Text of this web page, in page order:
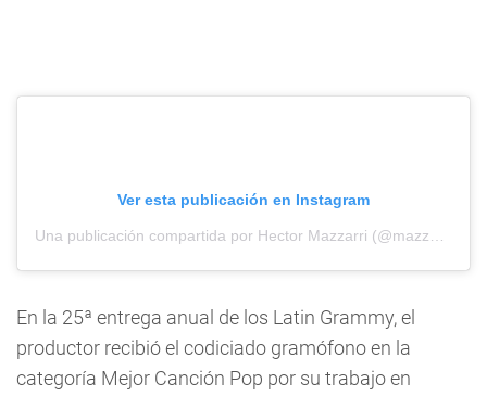
Ver esta publicación en Instagram
En la 25ª entrega anual de los Latin Grammy, el
productor recibió el codiciado gramófono en la
categoría Mejor Canción Pop por su trabajo en